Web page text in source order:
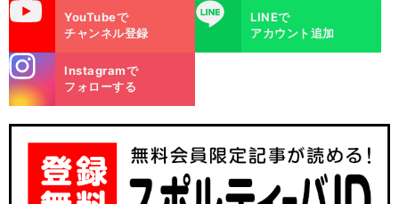
YouTubeで
チャンネル登録
LINE
LINEで
アカウント追加
m
Instagramで
フォローする